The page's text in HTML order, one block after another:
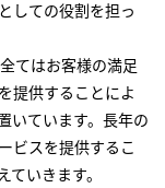
しての役割を担っ
てはお客様の満足
提供することによ
いています。長年の
ビスを提供するこ
いきます。